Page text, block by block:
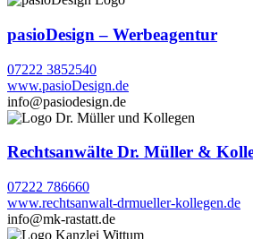
pasioDesign – Werbeagentur
07222 3852540
www.pasioDesign.de
info@pasiodesign.de
Rechtsanwälte Dr. Müller &
07222 786660
www.rechtsanwalt-drmueller-kollegen.de
info@mk-rastatt.de